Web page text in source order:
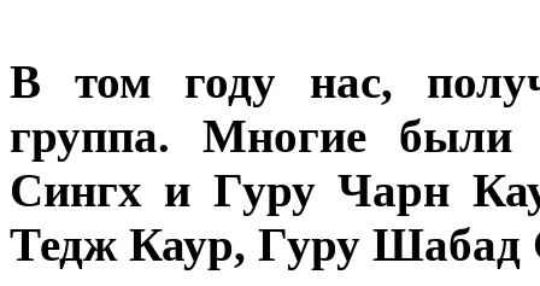
В том году нас,
группа. Многие
Сингх и Гуру Чарн
Тедж Каур, Гуру